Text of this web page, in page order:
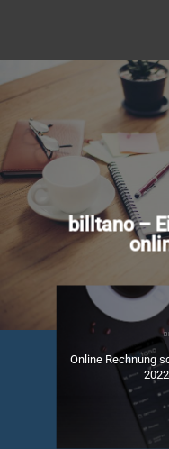
billtano –
Online Rechnung